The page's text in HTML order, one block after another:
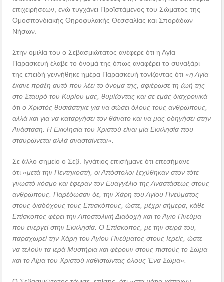
επιχειρήσεων, ενώ τυγχάνει Προϊστάμενος του Σώματος της
Ομοσπονδιακής Θηροφυλακής Θεσσαλίας και Σποράδων
Νήσων.
Στην ομιλία του ο Σεβασμιώτατος ανέφερε ότι η Αγία
Παρασκευή έλαβε το όνομά της όπως αναφέρει το συναξάρι
της επειδή γεννήθηκε ημέρα Παρασκευή τονίζοντας ότι«η Αγία
έκανε πράξη αυτό που λέει το όνομα της, αφιέρωσε τη ζωή της
στο Σταυρό του Κυρίου μας, θυμίζοντας και σε εμάς διαχρονικά
ότι ο Χριστός θυσιάστηκε για να σώσει όλους τους ανθρώπους,
αλλά και για να καταργήσει τον θάνατο και να μας οδηγήσει στην
Ανάσταση. Η Εκκλησία του Χριστού είναι μία Εκκλησία που
σταυρώνεται αλλά ανασταίνεται».
Σε άλλο σημείο ο Σεβ. Ιγνάτιος επισήμανε ότι επεσήμανε
ότι«μετά την Πεντηκοστή, οι Απόστολοι ξεχύθηκαν στον τότε
γνωστό κόσμο και έφεραν τον Ευαγγέλιο της Αναστάσεως στους
ανθρώπους. Παρέδωσαν δε, την Χάρη του Αγίου Πνεύματος
στους διαδόχους τους Επισκόπους, ώστε, μέχρι σήμερα, κάθε
Επίσκοπος φέρει την Αποστολική Διαδοχή και το Άγιο Πνεύμα
που ενεργεί στην Εκκλησία. Ο Επίσκοπος, με την σειρά του,
παραχωρεί την Χάρη του Αγίου Πνεύματος στους Ιερείς, ώστε
να τελούν τα ιερά Μυστήρια και φέρουν στους πιστούς το Σώμα
και το Αίμα του Χριστού καθιστώντας όλους Ένα Σώμα».